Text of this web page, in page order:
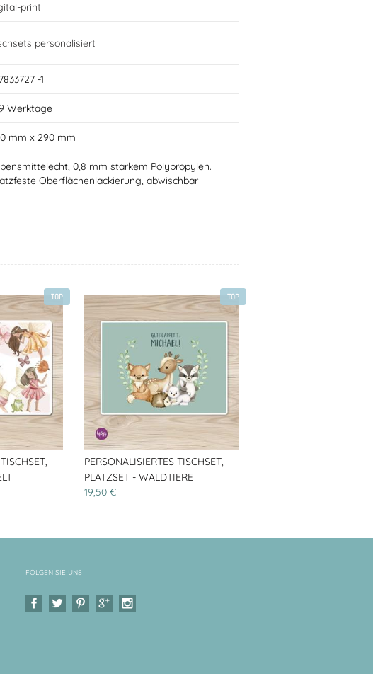
print
personalisiert
-1
Werktage
mm x 290 mm
0,8 mm starkem Polypropylen.
Oberflächenlackierung, abwischbar
TOP TOP
PERSONALISIERTES TISCHSET,
PLATZSET - WALDTIERE
19,50 €
FOLGEN SIE UNS